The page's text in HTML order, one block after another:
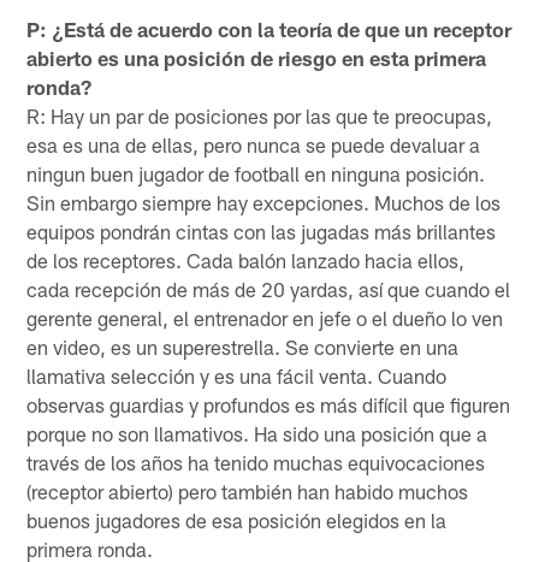
P: ¿Está de acuerdo con la teoría de que un receptor
abierto es una posición de riesgo en esta primera
ronda?
R: Hay un par de posiciones por las que te preocupas,
esa es una de ellas, pero nunca se puede devaluar a
ningun buen jugador de football en ninguna posición.
Sin embargo siempre hay excepciones. Muchos de los
equipos pondrán cintas con las jugadas más brillantes
de los receptores. Cada balón lanzado hacia ellos,
cada recepción de más de 20 yardas, así que cuando el
gerente general, el entrenador en jefe o el dueño lo ven
en video, es un superestrella. Se convierte en una
llamativa selección y es una fácil venta. Cuando
observas guardias y profundos es más difícil que figuren
porque no son llamativos. Ha sido una posición que a
través de los años ha tenido muchas equivocaciones
(receptor abierto) pero también han habido muchos
buenos jugadores de esa posición elegidos en la
primera ronda.